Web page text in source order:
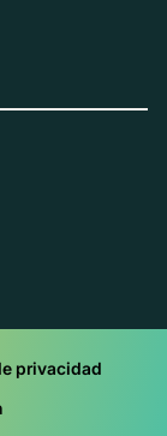
privacidad